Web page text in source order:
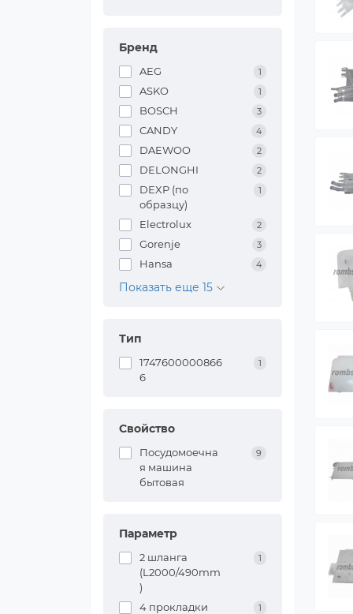
Бренд
AEG 1
ASKO 1
BOSCH 3
CANDY 4
DAEWOO 2
DELONGHI 2
DEXP (по
образцу)
1
Electrolux 2
Gorenje 3
Hansa 4
Показать еще 15
Тип
1747600000866
6
1
Свойство
Посудомоечна
я машина
бытовая
9
Параметр
2 шланга
(L2000/490mm
)
1
4 прокладки 1